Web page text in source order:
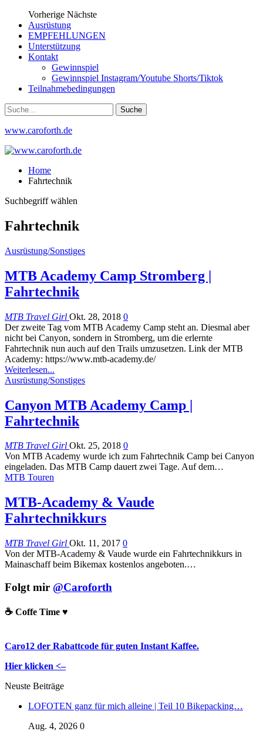
Vorherige Nächste
Ausrüstung
EMPFEHLUNGEN
Unterstützung
Kontakt
Gewinnspiel
Gewinnspiel Instagram/Youtube Shorts/Tiktok
Teilnahmebedingungen
www.caroforth.de
Home
Fahrtechnik
Suchbegriff wählen
Fahrtechnik
Ausrüstung/Sonstiges
MTB Academy Camp Stromberg |
Fahrtechnik
MTB Travel Girl Okt. 28, 2018 0
Der zweite Tag vom MTB Academy Camp steht an. Diesmal aber
nicht bei Canyon, sondern in Stromberg, um die erlernte
Fahrtechnik nun auch auf den Trails umzusetzen. Link der MTB
Academy: https://www.mtb-academy.de/
Weiterlesen...
Ausrüstung/Sonstiges
Canyon MTB Academy Camp |
Fahrtechnik
MTB Travel Girl Okt. 25, 2018 0
Von MTB Academy wurde ich zum Fahrtechnik Camp bei Canyon
eingeladen. Das MTB Camp dauert zwei Tage. Auf dem…
MTB Touren
MTB-Academy & Vaude
Fahrtechnikkurs
MTB Travel Girl Okt. 11, 2017 0
Von der MTB-Academy & Vaude wurde ein Fahrtechnikkurs in
Mainaschaff beim Bikemax kostenlos angeboten.…
Folgt mir @Caroforth
☕️ Coffe Time ♥️
Caro12 der Rabattcode für guten Instant Kaffee.
Hier klicken <–
Neuste Beiträge
LOFOTEN ganz für mich alleine | Teil 10 Bikepacking…
Aug. 4, 2026 0